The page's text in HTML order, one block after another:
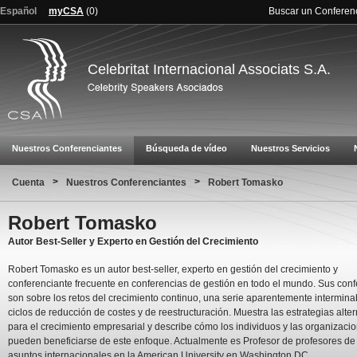
Español myCSA (0) Buscar un
Celebritat Internacional Associats S.A.
Nuestros Conferenciantes Búsqueda de vídeo Nuestros Servicios
Cuenta > Nuestros Conferenciantes > Robert Tomasko
Robert Tomasko
Autor Best-Seller y Experto en Gestión del Crecimiento
Robert Tomasko es un autor best-seller, experto en gestión del crecimiento y
conferenciante frecuente en conferencias de gestión en todo el mundo. Sus
son sobre los retos del crecimiento continuo, una serie aparentemente
ciclos de reducción de costes y de reestructuración. Muestra las estrategias
para el crecimiento empresarial y describe cómo los individuos y las
pueden beneficiarse de este enfoque. Actualmente es Profesor de profesores